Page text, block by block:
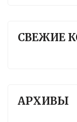
СВЕЖИЕ
АРХИВЫ